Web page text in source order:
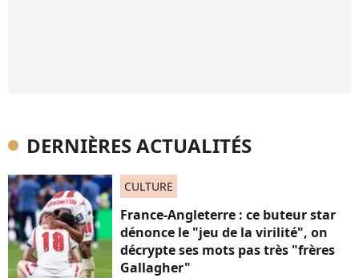
DERNIÈRES ACTUALITÉS
CULTURE
France-Angleterre : ce buteur star
dénonce le "jeu de la virilité", on
décrypte ses mots pas très "frères
Gallagher"